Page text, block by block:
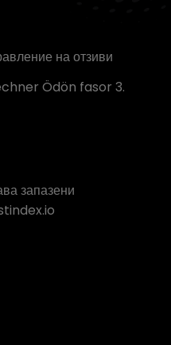
на отзиви
Ödön fasor 3.
запазени